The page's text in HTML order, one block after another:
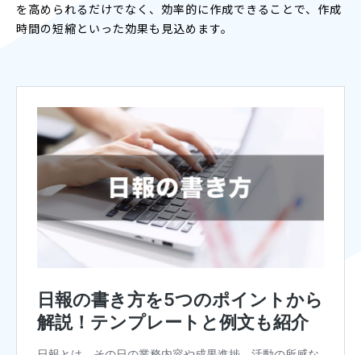
を高められるだけでなく、効率的に作成できることで、作成
時間の短縮といった効果も見込めます。